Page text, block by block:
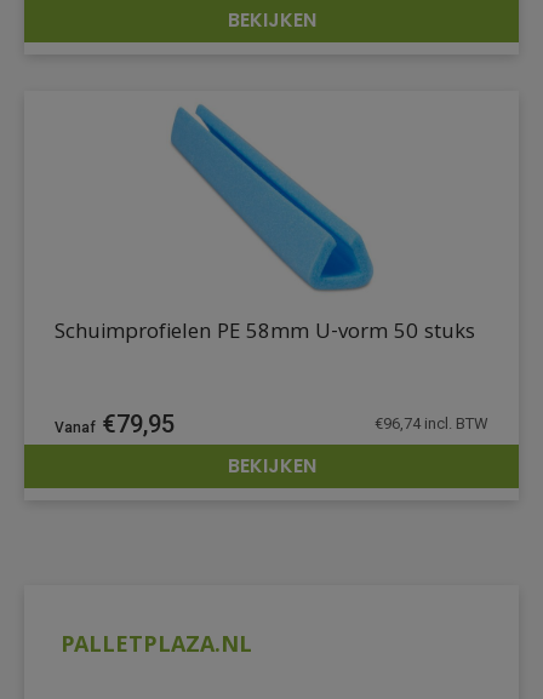
PALLETPLAZA.NL
DETAILS
BEKIJKEN
DETAILS
Schuimprofielen PE 58mm U-vorm 50 stuks
€79,95 €96,74 incl. BTW
BEKIJKEN